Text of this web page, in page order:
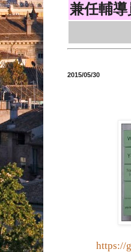
兼任輔導
2015/05/30
https://